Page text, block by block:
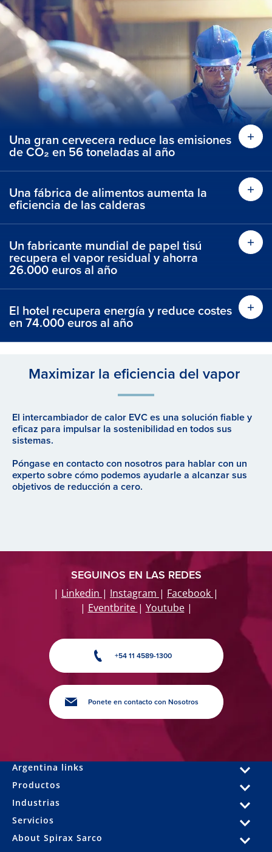
Una gran cervecera reduce las emisiones
de CO₂ en 56 toneladas al año
Una fábrica de alimentos aumenta la
eficiencia de las calderas
Un fabricante mundial de papel tisú
recupera el vapor residual y ahorra
26.000 euros al año
El hotel recupera energía y reduce costes
en 74.000 euros al año
Maximizar la eficiencia del vapor
El intercambiador de calor EVC es una solución fiable y
eficaz para impulsar la sostenibilidad en todos sus
sistemas.
Póngase en contacto con nosotros para hablar con un
experto sobre cómo podemos ayudarle a alcanzar sus
objetivos de reducción a cero.
SEGUINOS EN LAS REDES
| Linkedin | Instagram | Facebook |
| Eventbrite | Youtube|
+54 11 4589-1300
Ponete en contacto con Nosotros
Argentina links
Productos
Industrias
Servicios
About Spirax Sarco